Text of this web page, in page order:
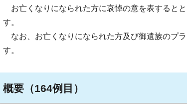
お亡くなりになられた方に哀悼の意を表すると
す。
なお、お亡くなりになられた方及び御遺族のプ
す。
概要（164例目）